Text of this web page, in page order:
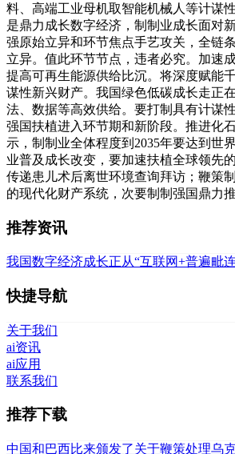
料、高端工业母机取智能机械人等计谋
是鼎力成长数字经济，制制业成长面对
强原始立异和环节焦点手艺攻关，全链
立异。值此环节节点，违者必究。加速
提高可再生能源供给比沉。将深度赋能
谋性新兴财产。我国绿色低碳成长走正
法、数据等高效供给。要打制具有计谋
强国扶植进入环节期和新阶段。推进化
示，制制业全体程度到2035年要达到世
业普及成长改变，要加速扶植全球领先
传递患儿术后离世环境查询拜访；鞭策
的现代化财产系统，次要制制强国鼎力
推荐资讯
我国数字经济成长正从“互联网+普遍毗
快捷导航
关于我们
ai资讯
ai应用
联系我们
推荐下载
中国和巴西比来颁发了关于鞭策处理乌